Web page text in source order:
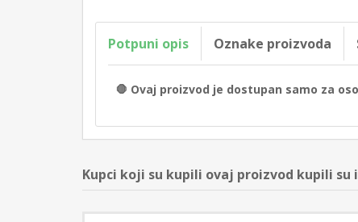
Potpuni opis Oznake proizvoda
🛑 Ovaj proizvod je dostupan samo za
Kupci koji su kupili ovaj proizvod kupili su i